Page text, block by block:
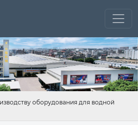
оборудования для водной